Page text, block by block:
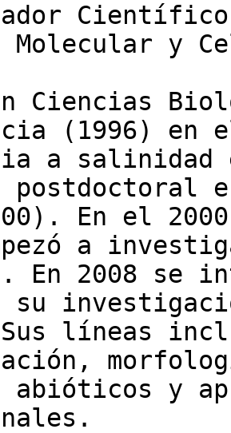
y
Ciencias
(1996) en
a salinidad
postdoctoral
En el
a
En 2008 se
su
líneas
abióticos y